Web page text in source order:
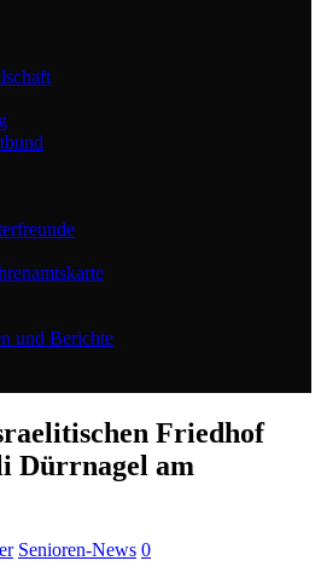
und Berichte
Friedhof
Dürrnagel am
Senioren-News 0